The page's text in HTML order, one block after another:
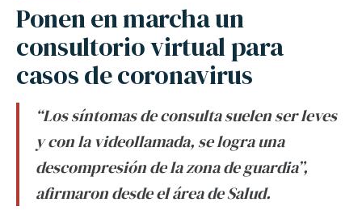
Ponen en marcha un
consultorio virtual para
casos de coronavirus
“Los síntomas de consulta suelen ser leves
y con la videollamada, se logra una
descompresión de la zona de guardia”,
afirmaron desde el área de Salud.